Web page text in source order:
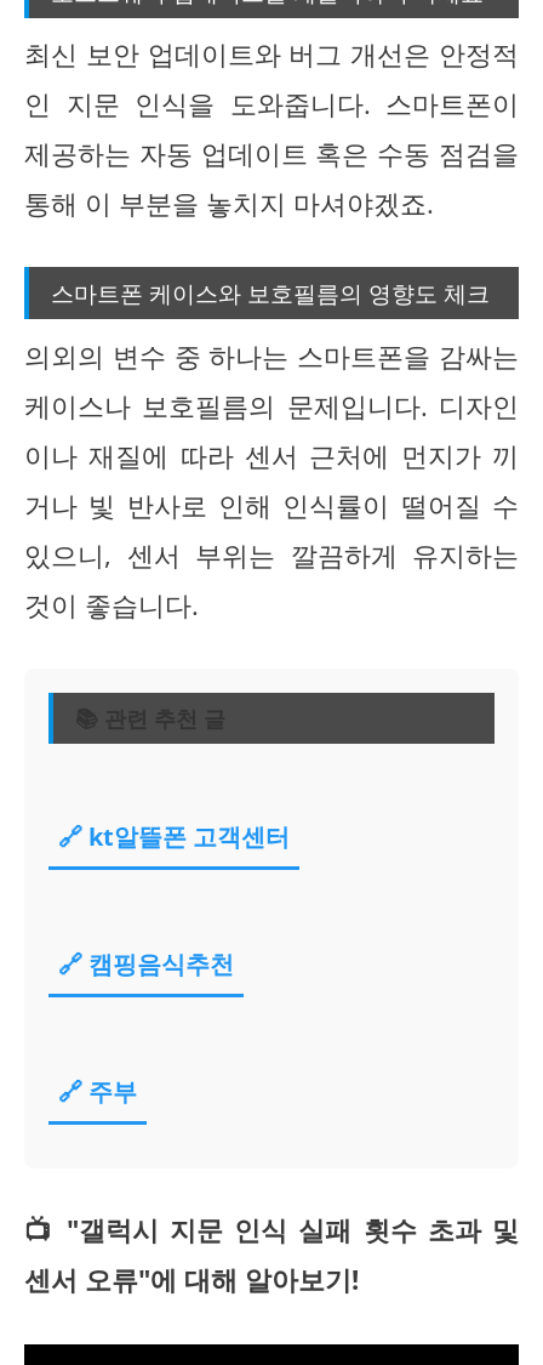
최신 보안 업데이트와 버그 개선은 안정적
인 지문 인식을 도와줍니다. 스마트폰이
제공하는 자동 업데이트 혹은 수동 점검을
통해 이 부분을 놓치지 마셔야겠죠.
스마트폰 케이스와 보호필름의 영향도 체크
의외의 변수 중 하나는 스마트폰을 감싸는
케이스나 보호필름의 문제입니다. 디자인
이나 재질에 따라 센서 근처에 먼지가 끼
거나 빛 반사로 인해 인식률이 떨어질 수
있으니, 센서 부위는 깔끔하게 유지하는
것이 좋습니다.
📚 관련 추천 글
🔗 kt알뜰폰 고객센터
🔗 캠핑음식추천
🔗 주부
📺 "갤럭시 지문 인식 실패 횟수 초과 및
센서 오류"에 대해 알아보기!